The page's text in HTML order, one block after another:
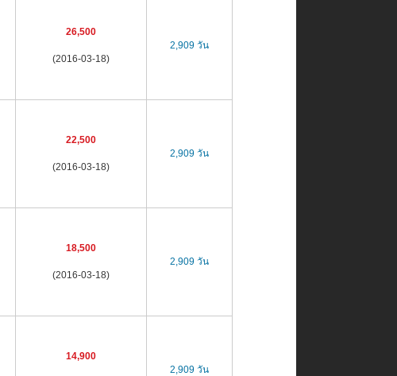
26,500
(2016-03-18)
2,909 วัน
22,500
(2016-03-18)
2,909 วัน
18,500
(2016-03-18)
2,909 วัน
14,900
2,909 วัน